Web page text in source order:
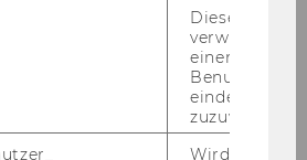
un­be­dingt an­füh­ren!
Dieses
verwendet,
einem/einer
Benutzer*in
eindeutige ID
zuzuweisen
Wird gesetzt,